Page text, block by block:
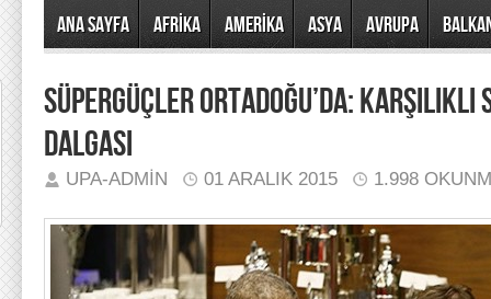
Ana Sayfa AFRİKA AMERİKA ASYA AVRUPA
SÜPERGÜÇLER ORTADOĞU’DA:
DALGASI
UPA-ADMIN 01 ARALIK 2015 1.998